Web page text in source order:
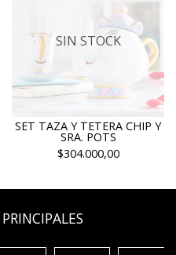
SIN STOCK
SET TAZA Y TETERA CHIP Y
SRA. POTS
$304.000,00